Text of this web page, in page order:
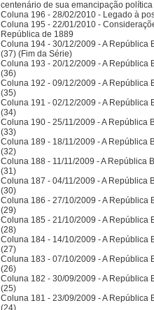
centenário de sua emancipação
Coluna 196 - 28/02/2010 - Legado à
Coluna 195 - 22/01/2010 -
República de 1889
Coluna 194 - 30/12/2009 - A República
(37) (Fim da Série)
Coluna 193 - 20/12/2009 - A República
(36)
Coluna 192 - 09/12/2009 - A República
(35)
Coluna 191 - 02/12/2009 - A República
(34)
Coluna 190 - 25/11/2009 - A República
(33)
Coluna 189 - 18/11/2009 - A República
(32)
Coluna 188 - 11/11/2009 - A República
(31)
Coluna 187 - 04/11/2009 - A República
(30)
Coluna 186 - 27/10/2009 - A República
(29)
Coluna 185 - 21/10/2009 - A República
(28)
Coluna 184 - 14/10/2009 - A República
(27)
Coluna 183 - 07/10/2009 - A República
(26)
Coluna 182 - 30/09/2009 - A República
(25)
Coluna 181 - 23/09/2009 - A República
(24)